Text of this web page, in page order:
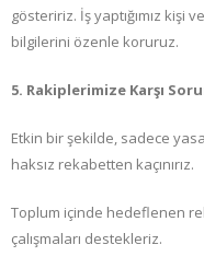
gösteririz. İş yaptığımız kişi
bilgilerini özenle koruruz.
5. Rakiplerimize Karşı
Etkin bir şekilde, sadece
haksız rekabetten kaçınırız.
Toplum içinde hedeflenen
çalışmaları destekleriz.